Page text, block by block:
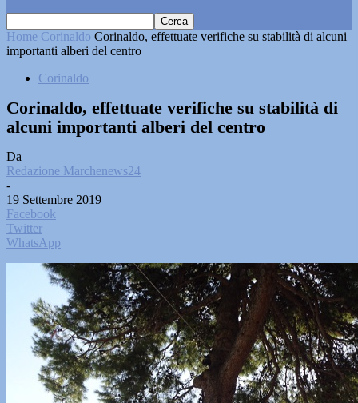
Home Corinaldo Corinaldo, effettuate verifiche su stabilità di alcuni
importanti alberi del centro
Corinaldo
Corinaldo, effettuate verifiche su stabilità di
alcuni importanti alberi del centro
Da
Redazione Marchenews24
-
19 Settembre 2019
Facebook
Twitter
WhatsApp